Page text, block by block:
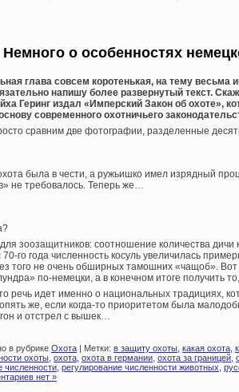
Немного о особенностях
глава совсем коротенькая, на тему весьма
напишу более развернутый текст.
Геринг издал «Имперский Закон об охоте»,
современного охотничьего
сравним две фотографии, разделенные
была в чести, а ружьишко имел изрядный
не требовалось. Теперь же…
зоозащитников: соотношение количества
70-го года численность косуль увеличилась
того не очень обширных тамошних «чащоб». Вот
по-немецки, а в конечном итоге получить
речь идет именно о национальных традициях,
же, если когда-то приоритетом была
и отстрел с вышек…
в рубрике Охота | Метки: в защиту охоты какая охота
охоты охота охота в германии охота за границей
численности регулирование численности животных
нет »